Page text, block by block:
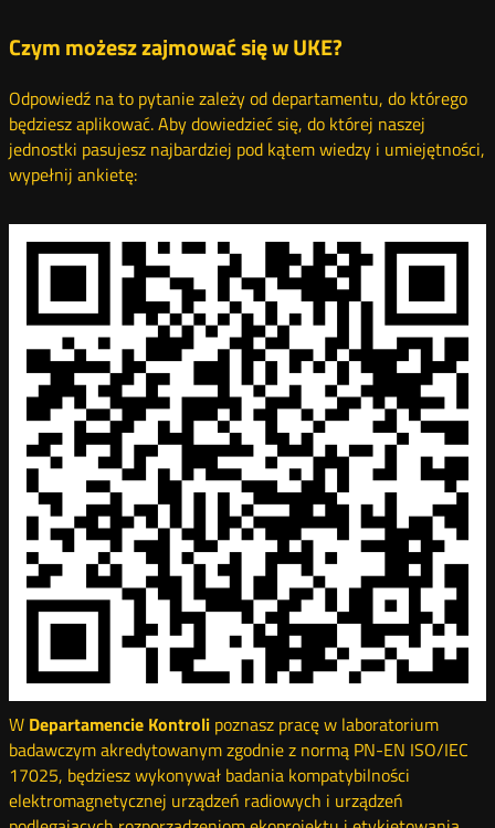
Czym możesz zajmować się w UKE?
Odpowiedź na to pytanie zależy od departamentu, do którego
będziesz aplikować. Aby dowiedzieć się, do której naszej
jednostki pasujesz najbardziej pod kątem wiedzy i umiejętności,
wypełnij ankietę:
W Departamencie Kontrolipoznasz pracę w laboratorium
badawczym akredytowanym zgodnie z normą PN-EN ISO/IEC
17025, będziesz wykonywał badania kompatybilności
elektromagnetycznej urządzeń radiowych i urządzeń